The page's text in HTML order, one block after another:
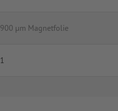
900 µm Magnetfolie
1